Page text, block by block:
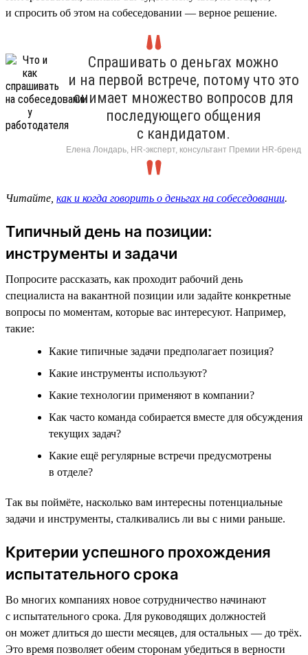
и спросить об этом на собеседовании — верное решение.
Спрашивать о деньгах можно
и на первой встрече, потому что это
снимает множество вопросов для
последующего общения
с кандидатом.
Елена Лондарь, HR-эксперт, консультант Премии HR-бренд
Читайте, как и когда говорить о деньгах на собеседовании.
Типичный день на позиции:
инструменты и задачи
Попросите рассказать, как проходит рабочий день
специалиста на вакантной позиции или задайте конкретные
вопросы по моментам, которые вас интересуют. Например,
такие:
Какие типичные задачи предполагает позиция?
Какие инструменты используют?
Какие технологии применяют в компании?
Как часто команда собирается вместе для обсуждения
текущих задач?
Какие ещё регулярные встречи предусмотрены
в отделе?
Так вы поймёте, насколько вам интересны потенциальные
задачи и инструменты, сталкивались ли вы с ними раньше.
Критерии успешного прохождения
испытательного срока
Во многих компаниях новое сотрудничество начинают
с испытательного срока. Для руководящих должностей
он может длиться до шести месяцев, для остальных — до трёх.
Это время позволяет обеим сторонам убедиться в верности